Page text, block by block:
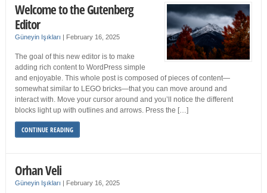
Welcome to the Gutenberg
Editor
Güneyin Işıkları | February 16, 2025
The goal of this new editor is to make
adding rich content to WordPress simple
and enjoyable. This whole post is composed of pieces of content—
somewhat similar to LEGO bricks—that you can move around and
interact with. Move your cursor around and you’ll notice the different
blocks light up with outlines and arrows. Press the […]
CONTINUE READING
Orhan Veli
Güneyin Işıkları | February 16, 2025